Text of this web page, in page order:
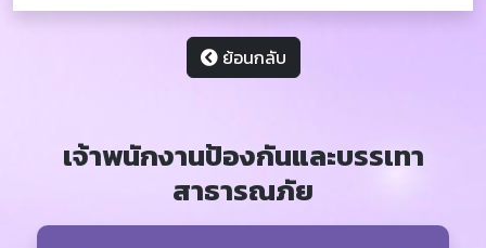
ย้อนกลับ
เจ้าพนักงานป้องกันและบรรเทา
สาธารณภัย